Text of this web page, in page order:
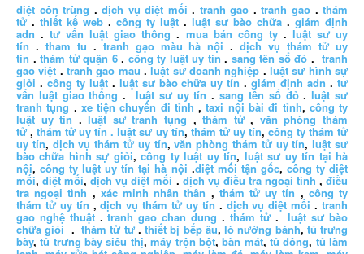
diệt côn trùng .dịch vụ diệt mối . tranh gao .tranh gao .thám
tử. thiết kế web . công ty luật . luật sư bào chữa .giám định
adn .tư vấn luật giao thông. mua bán công ty. luật sư uy
tín . tham tu .tranh gạo màu hà nội .dịch vụ thám tử uy
tín .thám tử quận 6. công ty luật uy tín . sang tên sổ đỏ .tranh
gao việt .tranh gao mau .luật sư doanh nghiệp .luật sư hình sự
giỏi . công ty luật. luật sư bào chữa uy tín .giám định adn .tư
vấn luật giao thông .luật sư uy tín .sang tên sổ đỏ.luật sư
tranh tụng . xe tiện chuyến đi tỉnh ,taxi nội bài đi tỉnh, công ty
luật uy tín .luật sư tranh tụng ,thám tử, văn phòng thám
tử,thám tử uy tín . luật sư uy tín, thám tử uy tín, công ty thám tử
uy tín, dịch vụ thám tử uy tín,văn phòng thám tử uy tín,luật sư
bào chữa hình sự giỏi,công ty luật uy tín, luật sư uy tín tại hà
nội,công ty luật uy tín tại hà nội .diệt mối tận gốc, công ty diệt
mối,diệt mối,dịch vụ diệt mối .dịch vụ điều tra ngoại tình ,điều
tra ngoại tình ,xác minh nhân thân ,thám tử uy tín , công ty
thám tử uy tín ,dịch vụ thám tử uy tín . dịch vụ diệt mối .tranh
gao nghệ thuật.tranh gao chan dung . thám tử.luật sư bào
chữa giỏi .thám tử tư.thiết bị bếp âu,lò nướng bánh, tủ trưng
bày,tủ trưng bày siêu thị,máy trộn bột,bàn mát,tủ đông, tủ làm